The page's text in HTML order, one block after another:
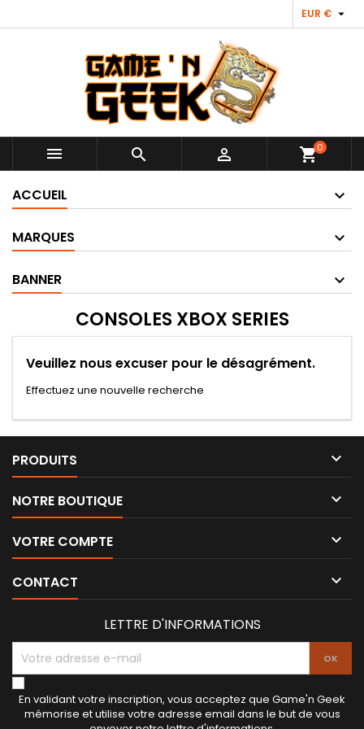
EUR € 
   shopping_cart0
ACCUEIL
MARQUES
BANNER
CONSOLES XBOX SERIES
Veuillez nous excuser pour le désagrément.
Effectuez une nouvelle recherche
PRODUITS 
NOTRE BOUTIQUE 
VOTRE COMPTE 
CONTACT 
LETTRE D'INFORMATIONS
En validant votre inscription, vous acceptez que Game'n Geek
mémorise et utilise votre adresse email dans le but de vous